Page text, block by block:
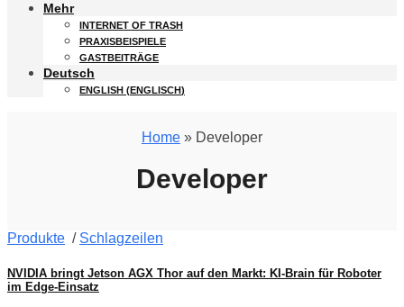
Mehr
INTERNET OF TRASH
PRAXISBEISPIELE
GASTBEITRÄGE
Deutsch
ENGLISH (ENGLISCH)
Home » Developer
Developer
Produkte / Schlagzeilen
NVIDIA bringt Jetson AGX Thor auf den Markt: KI-Brain für Roboter
im Edge-Einsatz